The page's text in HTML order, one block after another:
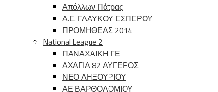
Απόλλων Πάτρας
Α.Ε. ΓΛΑΥΚΟΥ ΕΣΠΕΡΟΥ
ΠΡΟΜΗΘΕΑΣ 2014
National League 2
ΠΑΝΑΧΑΙΚΗ ΓΕ
ΑΧΑΓΙΑ 82 ΑΥΓΕΡΟΣ
ΝΕΟ ΛΗΞΟΥΡΙΟΥ
ΑΕ ΒΑΡΘΟΛΟΜΙΟΥ